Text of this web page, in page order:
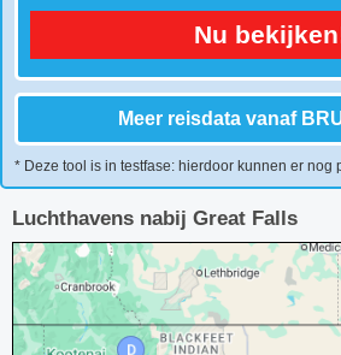
Nu
Meer reisdata vanaf
* Deze tool is in testfase: hierdoor kunnen er nog
Luchthavens nabij Great Falls